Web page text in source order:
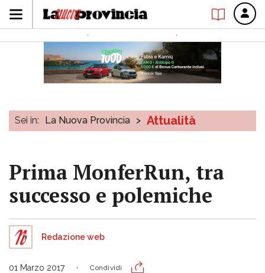
Sei in: La Nuova Provincia > Attualità
Prima MonferRun, tra
successo e polemiche
Redazione web
01 Marzo 2017 Condividi